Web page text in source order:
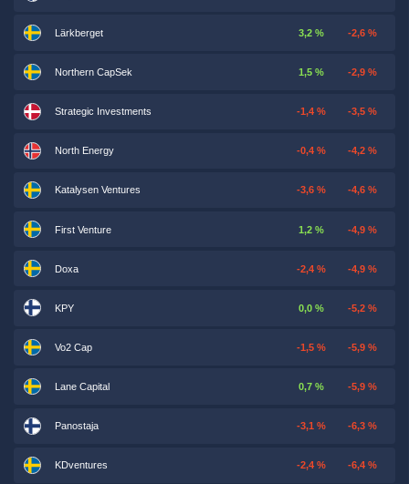
Lärkberget 3,2 % -2,6 %
Northern CapSek 1,5 % -2,9 %
Strategic Investments -1,4 % -3,5 %
North Energy -0,4 % -4,2 %
Katalysen Ventures -3,6 % -4,6 %
First Venture 1,2 % -4,9 %
Doxa -2,4 % -4,9 %
KPY 0,0 % -5,2 %
Vo2 Cap -1,5 % -5,9 %
Lane Capital 0,7 % -5,9 %
Panostaja -3,1 % -6,3 %
KDventures -2,4 % -6,4 %